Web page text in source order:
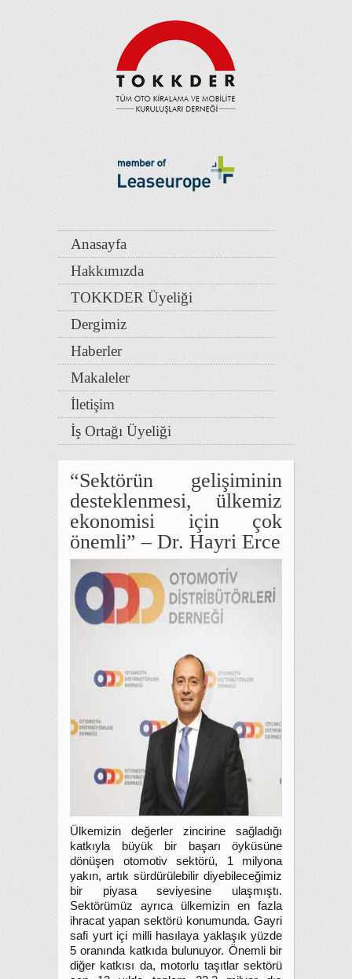
Anasayfa
Hakkımızda
TOKKDER Üyeliği
Dergimiz
Haberler
Makaleler
İletişim
İş Ortağı Üyeliği
“Sektörün gelişiminin
desteklenmesi, ülkemiz
ekonomisi için çok
önemli” – Dr. Hayri Erce
Ülkemizin değerler zincirine sağladığı
katkıyla büyük bir başarı öyküsüne
dönüşen otomotiv sektörü, 1 milyona
yakın, artık sürdürülebilir diyebileceğimiz
bir piyasa seviyesine ulaşmıştı.
Sektörümüz ayrıca ülkemizin en fazla
ihracat yapan sektörü konumunda. Gayri
safi yurt içi milli hasılaya yaklaşık yüzde
5 oranında katkıda bulunuyor. Önemli bir
diğer katkısı da, motorlu taşıtlar sektörü